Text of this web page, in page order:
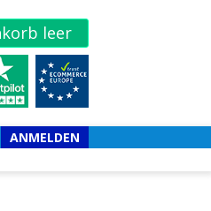
leer
ANMELDEN